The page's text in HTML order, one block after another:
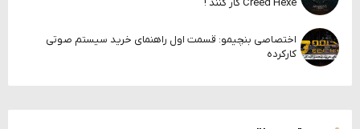
اختصاصی بنچیمو: قسمت اول راهنمای خرید سیستم صوتی
کارکرده